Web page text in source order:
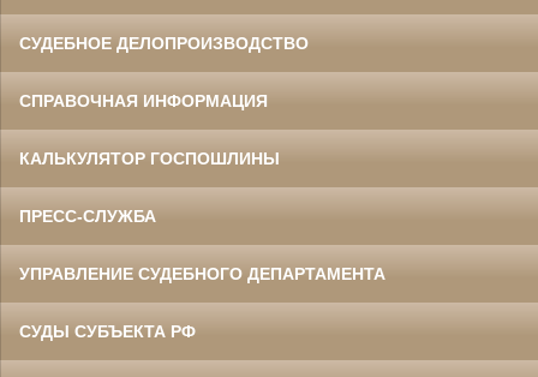
СУДЕБНОЕ ДЕЛОПРОИЗВОДСТВО
СПРАВОЧНАЯ ИНФОРМАЦИЯ
КАЛЬКУЛЯТОР ГОСПОШЛИНЫ
ПРЕСС-СЛУЖБА
УПРАВЛЕНИЕ СУДЕБНОГО ДЕПАРТАМЕНТА
СУДЫ СУБЪЕКТА РФ